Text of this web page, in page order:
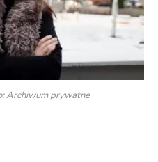
Archiwum prywatne